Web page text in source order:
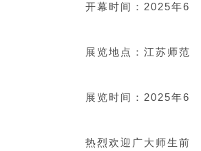
：2025年6
：江苏师范
：2025年6
广大师生前